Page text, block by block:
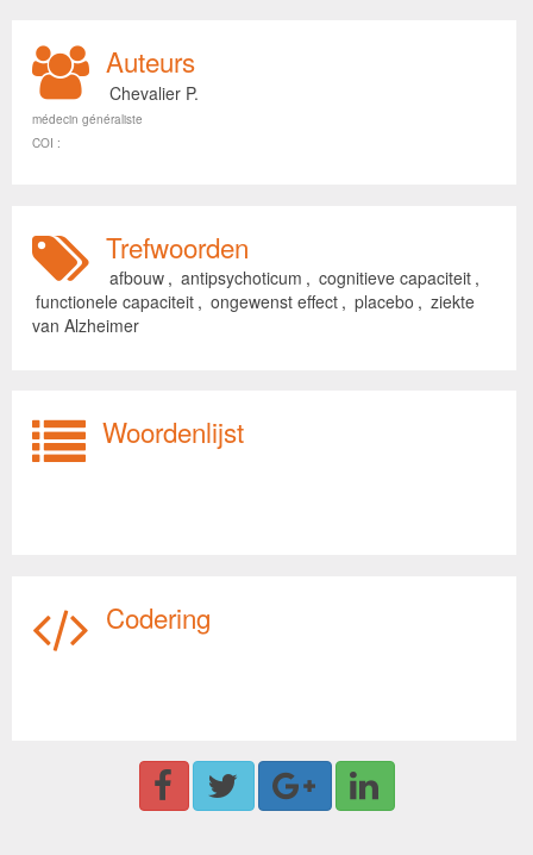
Auteurs
Chevalier P.
médecin généraliste
COI :
Trefwoorden
afbouw , antipsychoticum , cognitieve capaciteit ,
functionele capaciteit , ongewenst effect , placebo , ziekte
van Alzheimer
Woordenlijst
Codering